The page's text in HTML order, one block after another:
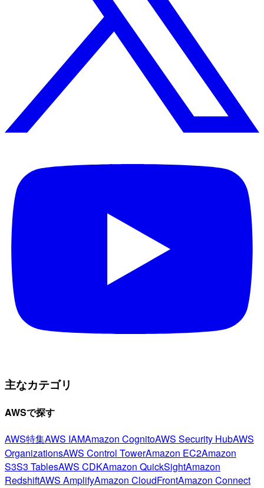
主なカテゴリ
AWSで探す
AWS特集AWS IAMAmazon CognitoAWS Security HubAWS
OrganizationsAWS Control TowerAmazon EC2Amazon
S3S3 TablesAWS CDKAmazon QuickSightAmazon
RedshiftAWS AmplifyAmazon CloudFrontAmazon Connect